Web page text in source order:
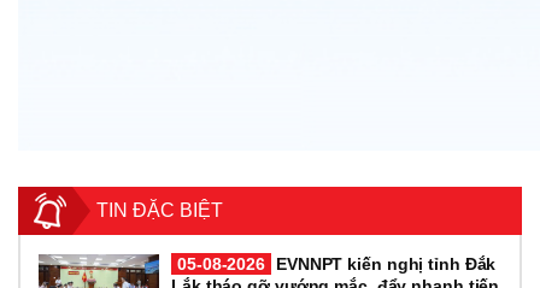
TIN ĐẶC BIỆT
05-08-2026
EVNNPT kiến nghị tỉnh Đắk